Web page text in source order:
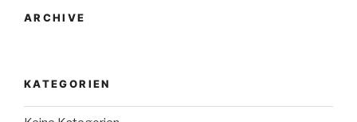
ARCHIVE
KATEGORIEN